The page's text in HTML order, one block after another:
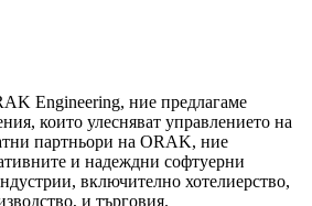
Engineering, ние предлагаме
които улесняват управлението на
партньори на ORAK, ние
и надеждни софтуерни
включително хотелиерство,
и търговия.